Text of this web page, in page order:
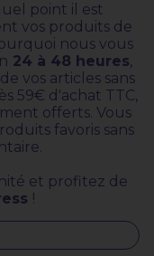
point il est
vos produits de
nous vous
24 à 48 heures,
vos articles sans
59€ d'achat TTC,
offerts. Vous
favoris sans
et profitez de
!